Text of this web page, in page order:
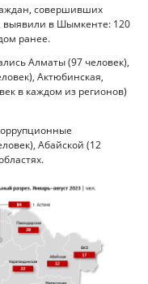
совершивших
выявили в Шымкенте: 120
ранее.
Алматы (97 человек),
Актюбинская,
в каждом из регионов)
Абайской (12